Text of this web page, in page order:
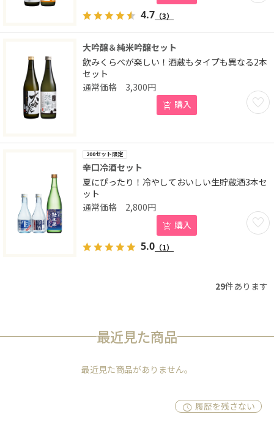
4.7 （3）
大吟醸＆純米吟醸セット
飲みくらべが楽しい！酒蔵もタイプも異なる2本
セット
お気
3,300円
購入
200セット限定
辛口冷酒セット
夏にぴったり！冷やしておいしい生貯蔵酒3本セ
ット
お気
2,800円
購入
5.0 （1）
29件あります
最近見た商品
最近見た商品がありません。
履歴を残さない